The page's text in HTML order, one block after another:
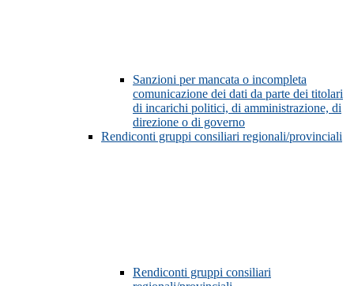
Sanzioni per mancata o incompleta
comunicazione dei dati da parte dei titolari
di incarichi politici, di amministrazione, di
direzione o di governo
Rendiconti gruppi consiliari regionali/provinciali
Rendiconti gruppi consiliari